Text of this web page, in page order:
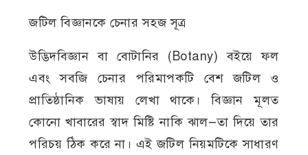
জটিল বিজ্ঞানকে চেনার সহজ সূত্র
উদ্ভিদবিজ্ঞান বা বোটানির (Botany) বইয়ে ফল
এবং সবজি চেনার পরিমাপকটি বেশ জটিল ও
প্রাতিষ্ঠানিক ভাষায় লেখা থাকে। বিজ্ঞান মূলত
কোনো খাবারের স্বাদ মিষ্টি নাকি ঝাল—তা দিয়ে তার
পরিচয় ঠিক করে না। এই জটিল নিয়মটিকে সাধারণ